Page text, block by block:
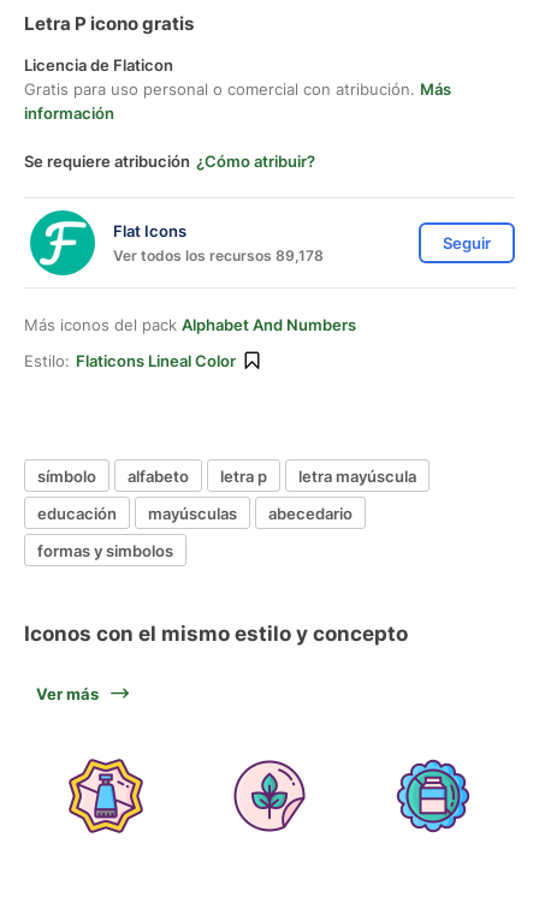
Letra P icono gratis
Licencia de Flaticon
Gratis para uso personal o comercial con atribución. Más
información
Se requiere atribución ¿Cómo atribuir?
Flat Icons
Ver todos los recursos 89,178
Seguir
Más iconos del pack Alphabet And Numbers
Estilo: Flaticons Lineal Color
símbolo alfabeto letra p
letra mayúscula
educación
mayúsculas
abecedario
formas y simbolos
Iconos con el mismo estilo y concepto
Ver más